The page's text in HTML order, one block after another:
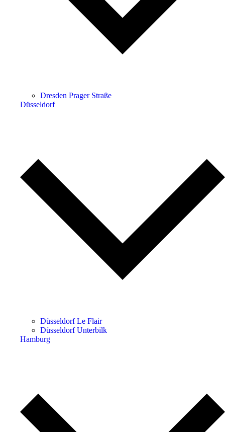
Dresden Prager Straße
Düsseldorf
Düsseldorf Le Flair
Düsseldorf Unterbilk
Hamburg